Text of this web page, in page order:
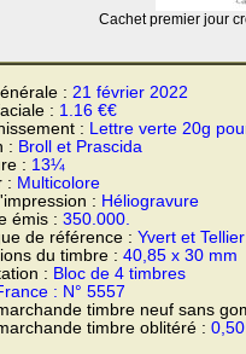
Cachet premier jour
: 21 février 2022
: 1.16 €€
: Lettre verte 20g
: Broll et Prascida
: 13¼
: Multicolore
: Héliogravure
émis : 350.000.
de référence : Yvert et Tellier
du timbre : 40,85 x 30 mm
: Bloc de 4 timbres
: N° 5557
timbre neuf sans
timbre oblitéré :